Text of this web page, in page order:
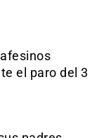
el paro del 3